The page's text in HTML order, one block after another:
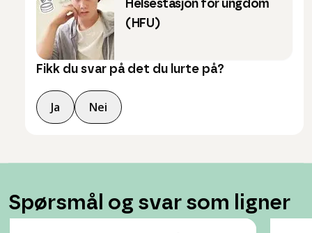
Helsestasjon for ungdom
(HFU)
Fikk du svar på det du lurte på?
Ja Nei
Spørsmål og svar som ligner